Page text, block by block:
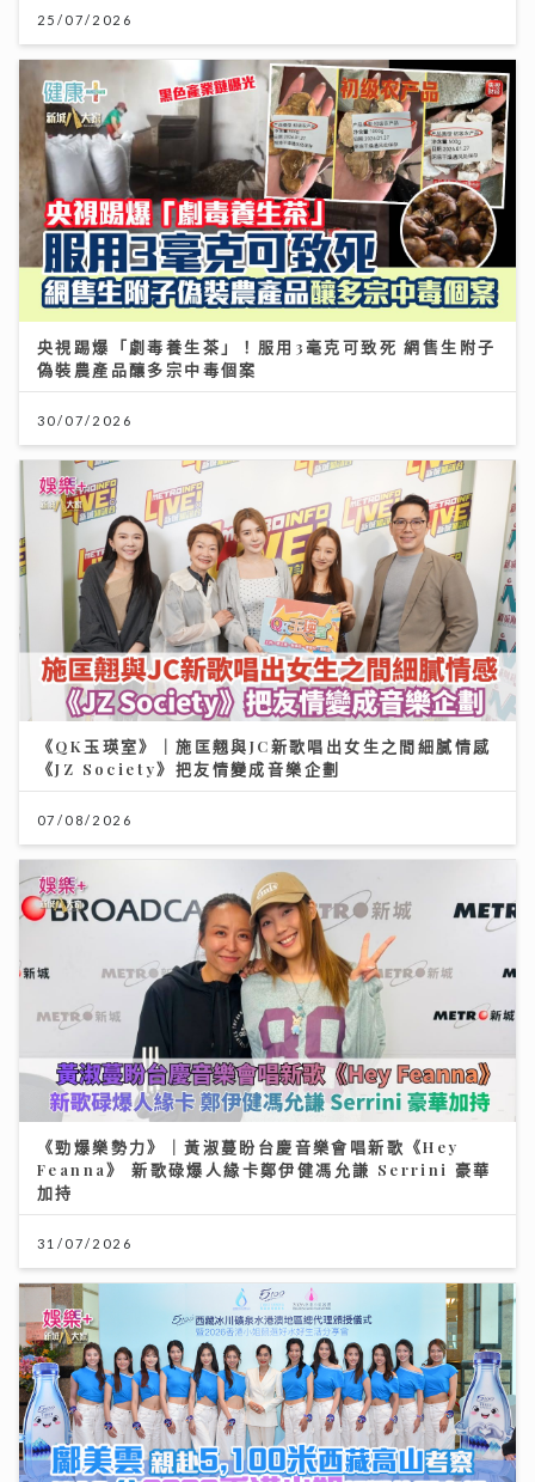
25/07/2026
央視踢爆「劇毒養生茶」！服用3毫克可致死 網售生附子
偽裝農產品釀多宗中毒個案
30/07/2026
《QK玉瑛室》｜施匡翹與JC新歌唱出女生之間細膩情感
《JZ Society》把友情變成音樂企劃
07/08/2026
《勁爆樂勢力》｜黃淑蔓盼台慶音樂會唱新歌《Hey
Feanna》 新歌碌爆人緣卡鄭伊健馮允謙 Serrini 豪華
加持
31/07/2026